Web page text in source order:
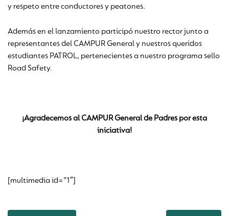
y respeto entre conductores y peatones.
Además en el lanzamiento participó nuestro rector junto a
representantes del CAMPUR General y nuestros queridos
estudiantes PATROL, pertenecientes a nuestro programa sello
Road Safety.
¡Agradecemos al CAMPUR General de Padres por esta
iniciativa!
[multimedia id=”1″]